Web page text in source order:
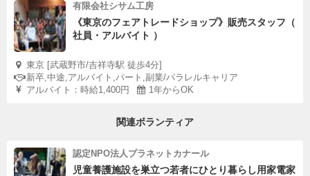
有限会社シサム工房
《東京のフェアトレードショップ》販売スタッフ（
社員・アルバイト ）
東京 [武蔵野市/吉祥寺駅 徒歩4分]
新卒,中途,アルバイト,パート,副業/パラレルキャリア
アルバイト：時給1,400円
1年からOK
関連ボランティア
認定NPO法人プラネットカナール
児童養護施設を巣立つ若者にひとり暮らし用家電家